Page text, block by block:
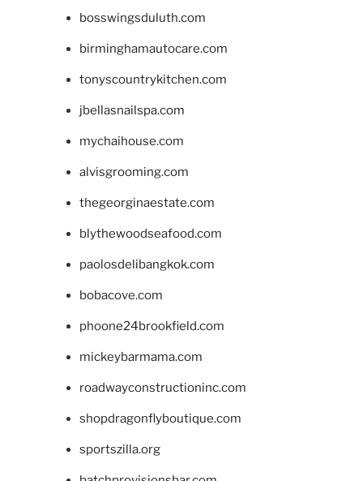
bosswingsduluth.com
birminghamautocare.com
tonyscountrykitchen.com
jbellasnailspa.com
mychaihouse.com
alvisgrooming.com
thegeorginaestate.com
blythewoodseafood.com
paolosdelibangkok.com
bobacove.com
phoone24brookfield.com
mickeybarmama.com
roadwayconstructioninc.com
shopdragonflyboutique.com
sportszilla.org